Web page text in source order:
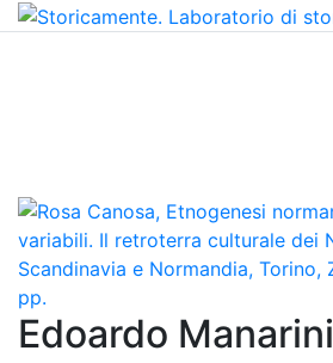
Edoardo Manarini